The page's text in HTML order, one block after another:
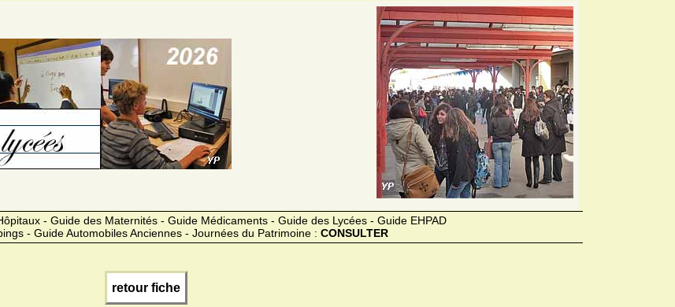
- Guide des Maternités - Guide Médicaments - Guide des Lycées - Guide EHPAD
- Guide Automobiles Anciennes - Journées du Patrimoine : CONSULTER
retour fiche